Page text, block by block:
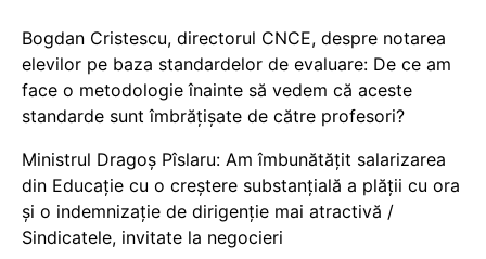
Bogdan Cristescu, directorul CNCE, despre notarea
elevilor pe baza standardelor de evaluare: De ce am
face o metodologie înainte să vedem că aceste
standarde sunt îmbrățișate de către profesori?
Ministrul Dragoș Pîslaru: Am îmbunătățit salarizarea
din Educație cu o creștere substanțială a plății cu ora
și o indemnizație de dirigenție mai atractivă /
Sindicatele, invitate la negocieri